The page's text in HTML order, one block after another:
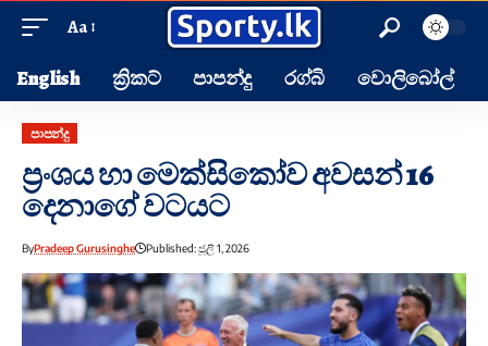
Aa
English ක්‍රිකට් පාපන්දු රග්බි වොලිබෝල්
පාපන්දු
ප්‍රංශය හා මෙක්සිකෝව අවසන් 16
දෙනාගේ වටයට
ByPradeep Gurusinghe Published: ජූලි 1, 2026